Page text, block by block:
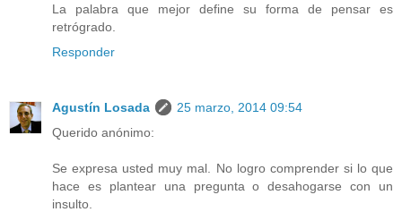
La palabra que mejor define su forma de pensar es
retrógrado.
Responder
Agustín Losada
25 marzo, 2014 09:54
Querido anónimo:
Se expresa usted muy mal. No logro comprender si lo que
hace es plantear una pregunta o desahogarse con un
insulto.